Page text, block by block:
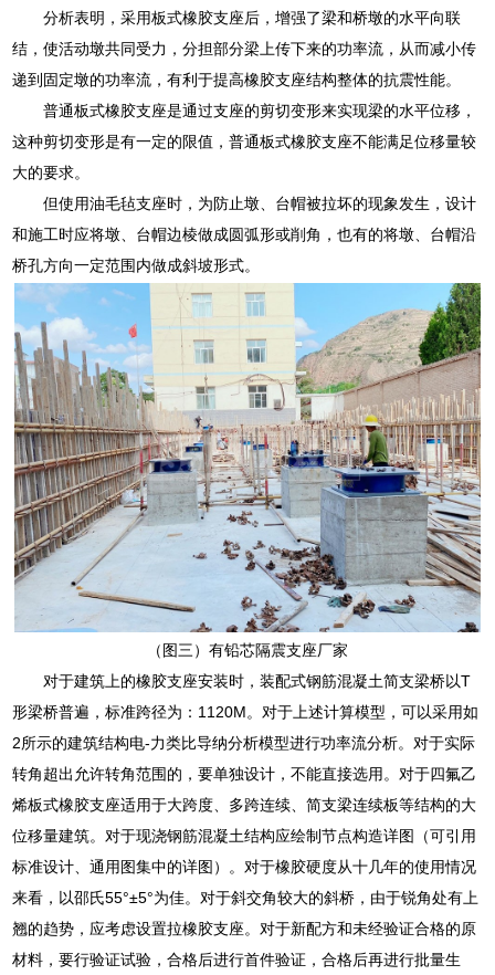
分析表明，采用板式橡胶支座后，增强了梁和桥墩的水平向联
结，使活动墩共同受力，分担部分梁上传下来的功率流，从而减小传
递到固定墩的功率流，有利于提高橡胶支座结构整体的抗震性能。
普通板式橡胶支座是通过支座的剪切变形来实现梁的水平位移，
这种剪切变形是有一定的限值，普通板式橡胶支座不能满足位移量较
大的要求。
但使用油毛毡支座时，为防止墩、台帽被拉坏的现象发生，设计
和施工时应将墩、台帽边棱做成圆弧形或削角，也有的将墩、台帽沿
桥孔方向一定范围内做成斜坡形式。
（图三）有铅芯隔震支座厂家
对于建筑上的橡胶支座安装时，装配式钢筋混凝土简支梁桥以T
形梁桥普遍，标准跨径为：1120M。对于上述计算模型，可以采用如
2所示的建筑结构电-力类比导纳分析模型进行功率流分析。对于实际
转角超出允许转角范围的，要单独设计，不能直接选用。对于四氟乙
烯板式橡胶支座适用于大跨度、多跨连续、简支梁连续板等结构的大
位移量建筑。对于现浇钢筋混凝土结构应绘制节点构造详图（可引用
标准设计、通用图集中的详图）。对于橡胶硬度从十几年的使用情况
来看，以邵氏55°±5°为佳。对于斜交角较大的斜桥，由于锐角处有上
翘的趋势，应考虑设置拉橡胶支座。对于新配方和未经验证合格的原
材料，要行验证试验，合格后进行首件验证，合格后再进行批量生